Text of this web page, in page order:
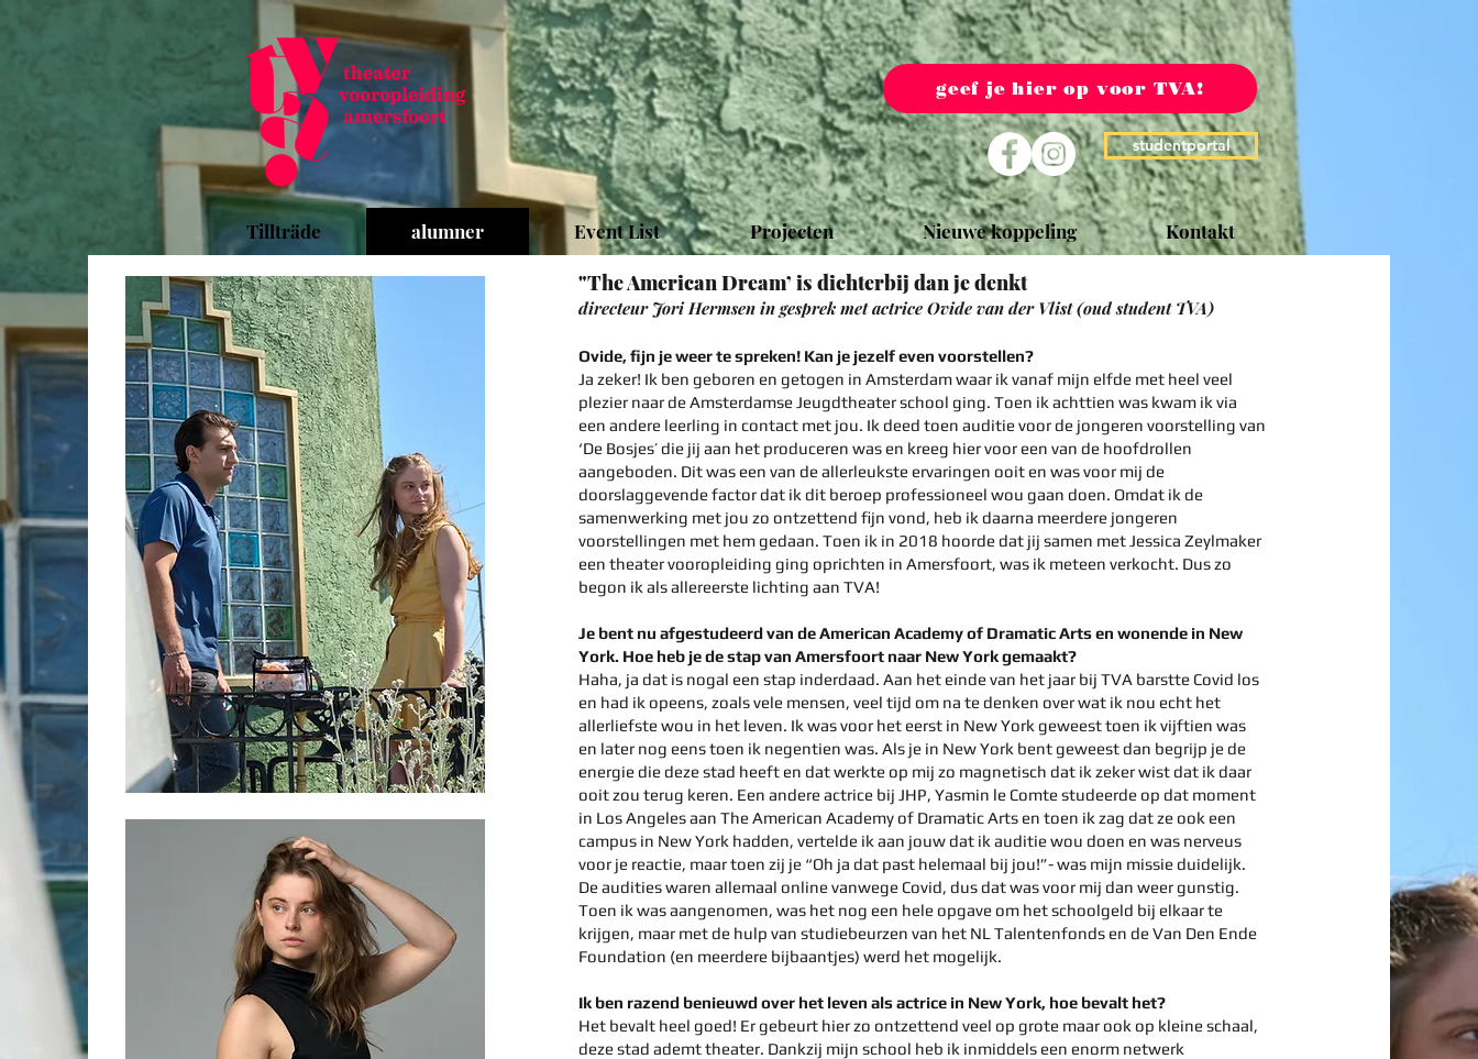
geef je hier op voor TVA!
studentportal
Tillträde alumner Event List Projecten Nieuwe koppeling Kontakt
"The American Dream’ is dichterbij dan je denkt
directeur Jori Hermsen in gesprek met actrice Ovide van der Vlist (oud student TVA)
Ovide, fijn je weer te spreken! Kan je jezelf even voorstellen?
Ja zeker! Ik ben geboren en getogen in Amsterdam waar ik vanaf mijn elfde met heel veel
plezier naar de Amsterdamse Jeugdtheater school ging. Toen ik achttien was kwam ik via
een andere leerling in contact met jou. Ik deed toen auditie voor de jongeren voorstelling van
‘De Bosjes’ die jij aan het produceren was en kreeg hier voor een van de hoofdrollen
aangeboden. Dit was een van de allerleukste ervaringen ooit en was voor mij de
doorslaggevende factor dat ik dit beroep professioneel wou gaan doen. Omdat ik de
samenwerking met jou zo ontzettend fijn vond, heb ik daarna meerdere jongeren
voorstellingen met hem gedaan. Toen ik in 2018 hoorde dat jij samen met Jessica Zeylmaker
een theater vooropleiding ging oprichten in Amersfoort, was ik meteen verkocht. Dus zo
begon ik als allereerste lichting aan TVA!
Je bent nu afgestudeerd van de American Academy of Dramatic Arts en wonende in New
York. Hoe heb je de stap van Amersfoort naar New York gemaakt?
Haha, ja dat is nogal een stap inderdaad. Aan het einde van het jaar bij TVA barstte Covid los
en had ik opeens, zoals vele mensen, veel tijd om na te denken over wat ik nou echt het
allerliefste wou in het leven. Ik was voor het eerst in New York geweest toen ik vijftien was
en later nog eens toen ik negentien was. Als je in New York bent geweest dan begrijp je de
energie die deze stad heeft en dat werkte op mij zo magnetisch dat ik zeker wist dat ik daar
ooit zou terug keren. Een andere actrice bij JHP, Yasmin le Comte studeerde op dat moment
in Los Angeles aan The American Academy of Dramatic Arts en toen ik zag dat ze ook een
campus in New York hadden, vertelde ik aan jouw dat ik auditie wou doen en was nerveus
voor je reactie, maar toen zij je “Oh ja dat past helemaal bij jou!”- was mijn missie duidelijk.
De audities waren allemaal online vanwege Covid, dus dat was voor mij dan weer gunstig.
Toen ik was aangenomen, was het nog een hele opgave om het schoolgeld bij elkaar te
krijgen, maar met de hulp van studiebeurzen van het NL Talentenfonds en de Van Den Ende
Foundation (en meerdere bijbaantjes) werd het mogelijk.
Ik ben razend benieuwd over het leven als actrice in New York, hoe bevalt het?
Het bevalt heel goed! Er gebeurt hier zo ontzettend veel op grote maar ook op kleine schaal,
deze stad ademt theater. Dankzij mijn school heb ik inmiddels een enorm netwerk